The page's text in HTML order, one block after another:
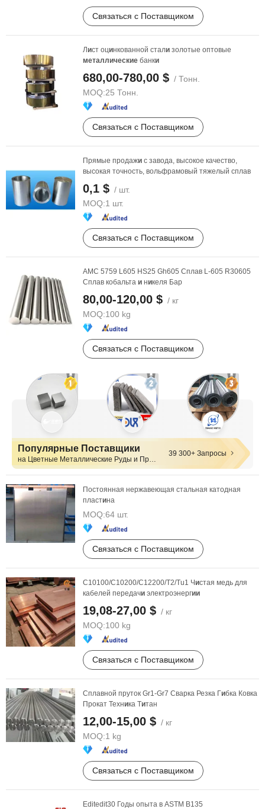
Связаться с Поставщиком
Лист оцинкованной стали золотые оптовые
металлические банки
680,00-780,00 $ / Тонн.
MOQ:25 Тонн.
Связаться с Поставщиком
Прямые продажи с завода, высокое качество,
высокая точность, вольфрамовый тяжелый сплав
0,1 $ / шт.
MOQ:1 шт.
Связаться с Поставщиком
АМС 5759 L605 HS25 Gh605 Сплав L-605 R30605
Сплав кобальта и никеля Бар
80,00-120,00 $ / кг
MOQ:100 kg
Связаться с Поставщиком
Популярные Поставщики
на Цветные Металлические Руды и Продукты
39 300+ Запросы
Постоянная нержавеющая стальная катодная
пластина
MOQ:64 шт.
Связаться с Поставщиком
C10100/C10200/C12200/T2/Tu1 Чистая медь для
кабелей передачи электроэнергии
19,08-27,00 $ / кг
MOQ:100 kg
Связаться с Поставщиком
Сплавной пруток Gr1-Gr7 Сварка Резка Гибка Ковка
Прокат Техника Титан
12,00-15,00 $ / кг
MOQ:1 kg
Связаться с Поставщиком
Editedit30 Годы опыта в ASTM B135